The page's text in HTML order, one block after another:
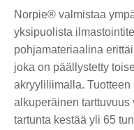
Norpie® valmistaa
yksipuolista
pohjamateriaalina
joka on päällystetty
akryyliliimalla. Tuotteen
alkuperäinen tarttuvuus
tartunta kestää yli 65